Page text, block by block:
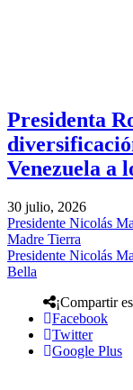
Presidenta
Venezuela a
30 julio, 2026
Presidente Nicolás
Madre Tierra
Presidente Nicolás
Bella
¡Compartir
Facebook
Twitter
Google Plus